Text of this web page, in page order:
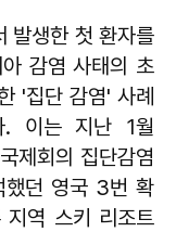
발생한 첫 환자를
감염 사태의 초
'집단 감염' 사례
. 이는 지난 1월
제회의 집단감염
했던 영국 3번 확
역 스키 리조트